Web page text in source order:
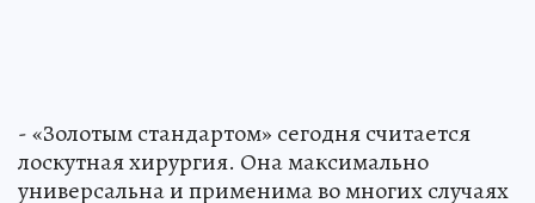
- «Золотым стандартом» сегодня считается
лоскутная хирургия. Она максимально
универсальна и применима во многих случаях